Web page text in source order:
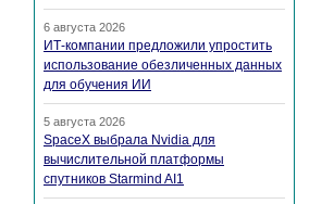
6 августа 2026
ИТ-компании предложили упростить
использование обезличенных данных
для обучения ИИ
5 августа 2026
SpaceX выбрала Nvidia для
вычислительной платформы
спутников Starmind AI1